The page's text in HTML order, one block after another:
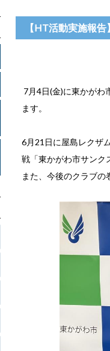
【HT活動実施報
7月4日(金)に東かがわ
ます。
6月21日に屋島レクザ
戦「東かがわ市サンク
また、今後のクラブの